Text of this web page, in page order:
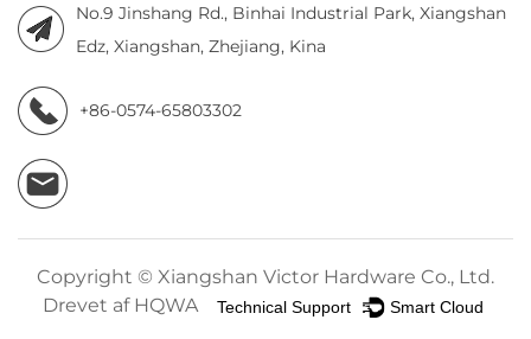
No.9 Jinshang Rd., Binhai Industrial Park, Xiangshan
Edz, Xiangshan, Zhejiang, Kina
+86-0574-65803302
Copyright © Xiangshan Victor Hardware Co., Ltd.
Drevet af HQWA